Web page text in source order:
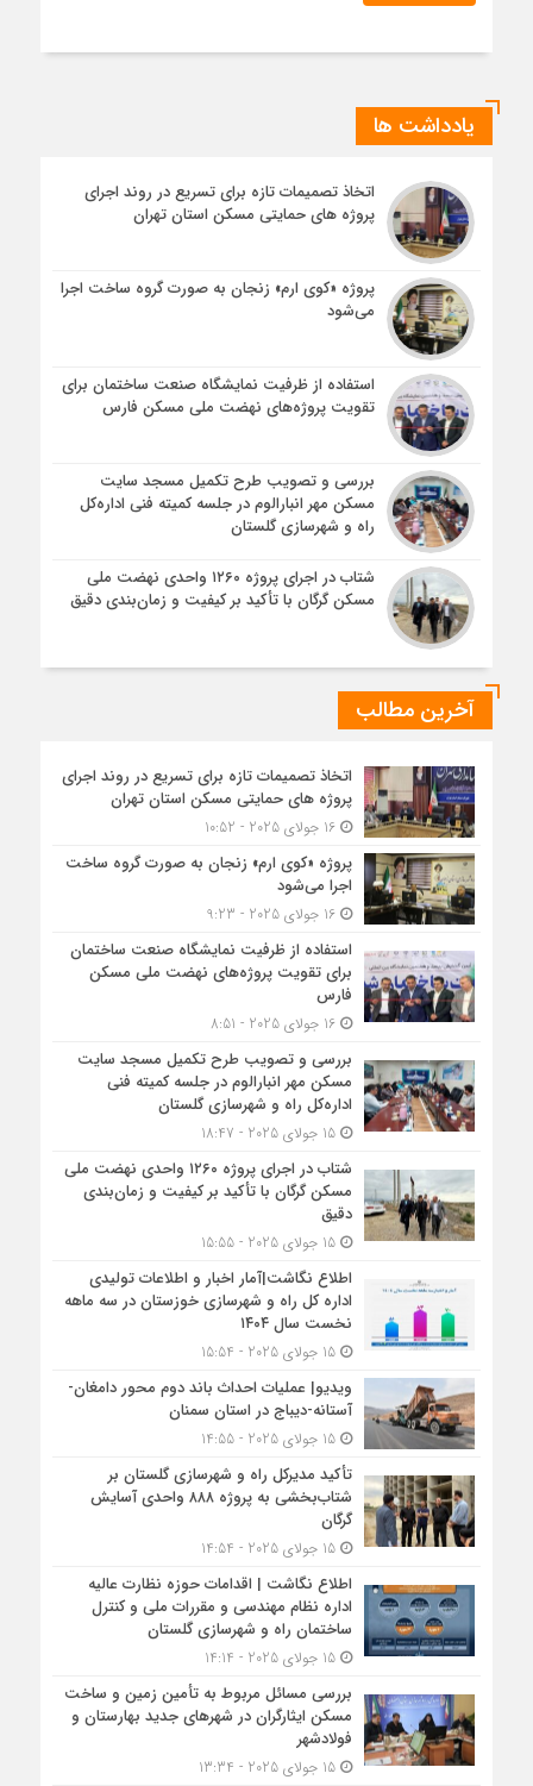
یادداشت ها
اتخاذ تصمیمات تازه برای تسریع در روند اجرای
پروژه های حمایتی مسکن استان تهران
پروژه «کوی ارم» زنجان به صورت گروه ساخت اجرا
می‌شود
استفاده از ظرفیت نمایشگاه صنعت ساختمان برای
تقویت پروژه‌های نهضت ملی مسکن فارس
بررسی و تصویب طرح تکمیل مسجد سایت
مسکن مهر انبارالوم در جلسه کمیته فنی اداره‌کل
راه و شهرسازی گلستان
شتاب در اجرای پروژه ۱۲۶۰ واحدی نهضت ملی
مسکن گرگان با تأکید بر کیفیت و زمان‌بندی دقیق
آخرین مطالب
اتخاذ تصمیمات تازه برای تسریع در روند اجرای
پروژه های حمایتی مسکن استان تهران
16 جولای 2025 - 10:52
پروژه «کوی ارم» زنجان به صورت گروه ساخت
اجرا می‌شود
16 جولای 2025 - 9:23
استفاده از ظرفیت نمایشگاه صنعت ساختمان
برای تقویت پروژه‌های نهضت ملی مسکن
فارس
16 جولای 2025 - 8:51
بررسی و تصویب طرح تکمیل مسجد سایت
مسکن مهر انبارالوم در جلسه کمیته فنی
اداره‌کل راه و شهرسازی گلستان
15 جولای 2025 - 18:47
شتاب در اجرای پروژه ۱۲۶۰ واحدی نهضت ملی
مسکن گرگان با تأکید بر کیفیت و زمان‌بندی
دقیق
15 جولای 2025 - 15:55
اطلاع نگاشت|آمار اخبار و اطلاعات تولیدی
اداره کل راه و شهرسازی خوزستان در سه ماهه
نخست سال ۱۴۰۴
15 جولای 2025 - 15:54
ویدیو| عملیات احداث باند دوم محور دامغان-
آستانه-دیباج در استان سمنان
15 جولای 2025 - 14:55
تأکید مدیرکل راه و شهرسازی گلستان بر
شتاب‌بخشی به پروژه ۸۸۸ واحدی آسایش
گرگان
15 جولای 2025 - 14:54
اطلاع نگاشت | اقدامات حوزه نظارت عالیه
اداره نظام مهندسی و مقررات ملی و کنترل
ساختمان راه و شهرسازی گلستان
15 جولای 2025 - 14:14
بررسی مسائل مربوط به تأمین زمین و ساخت
مسکن ایثارگران در شهرهای جدید بهارستان و
فولادشهر
15 جولای 2025 - 13:34